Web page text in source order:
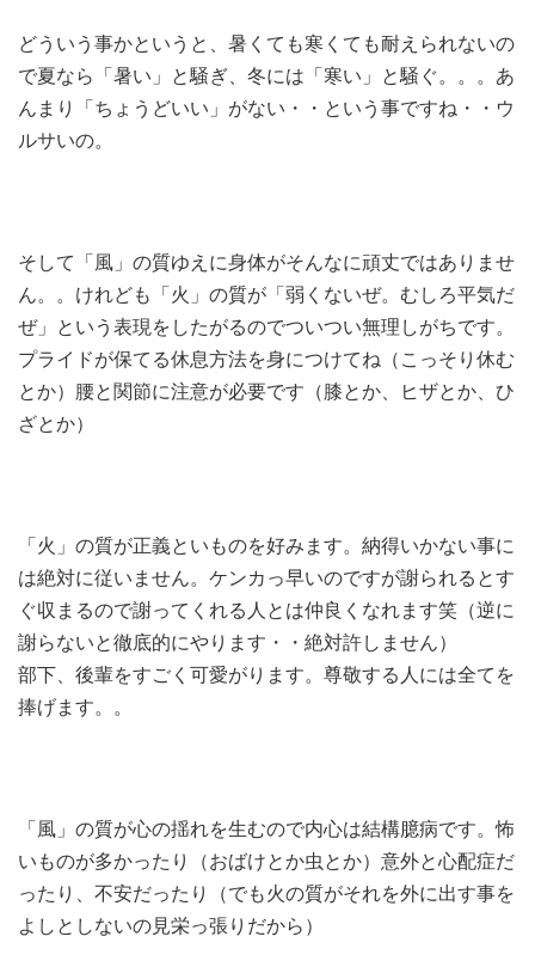
どういう事かというと、暑くても寒くても耐えられないの
で夏なら「暑い」と騒ぎ、冬には「寒い」と騒ぐ。。。あ
んまり「ちょうどいい」がない・・という事ですね・・ウ
ルサいの。
そして「風」の質ゆえに身体がそんなに頑丈ではありませ
ん。。けれども「火」の質が「弱くないぜ。むしろ平気だ
ぜ」という表現をしたがるのでついつい無理しがちです。
プライドが保てる休息方法を身につけてね（こっそり休む
とか）腰と関節に注意が必要です（膝とか、ヒザとか、ひ
ざとか）
「火」の質が正義といものを好みます。納得いかない事に
は絶対に従いません。ケンカっ早いのですが謝られるとす
ぐ収まるので謝ってくれる人とは仲良くなれます笑（逆に
謝らないと徹底的にやります・・絶対許しません）
部下、後輩をすごく可愛がります。尊敬する人には全てを
捧げます。。
「風」の質が心の揺れを生むので内心は結構臆病です。怖
いものが多かったり（おばけとか虫とか）意外と心配症だ
ったり、不安だったり（でも火の質がそれを外に出す事を
よしとしないの見栄っ張りだから）